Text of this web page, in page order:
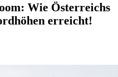
Wie Österreichs
erreicht!